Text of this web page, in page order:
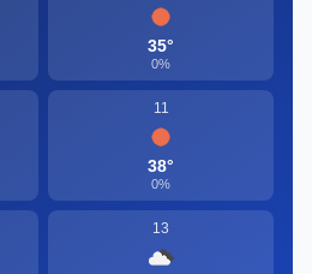
35°
0%
11
38°
0%
13